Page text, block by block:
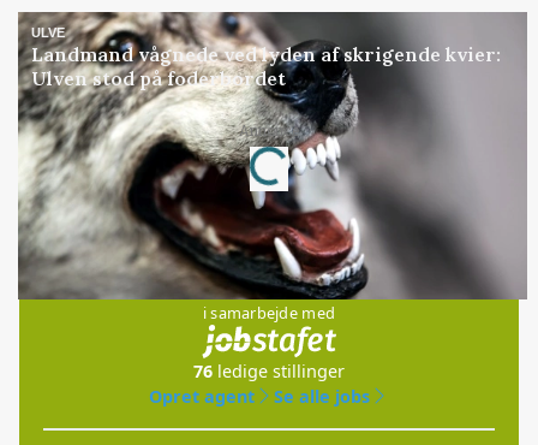
ULVE
Landmand vågnede ved lyden af skrigende kvier:
Ulven stod på foderbordet
Annonce
Loading...
Jobs
i samarbejde med
76 ledige stillinger
Opret agent
Se alle jobs